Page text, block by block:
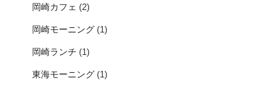
岡崎カフェ (2)
岡崎モーニング (1)
岡崎ランチ (1)
東海モーニング (1)